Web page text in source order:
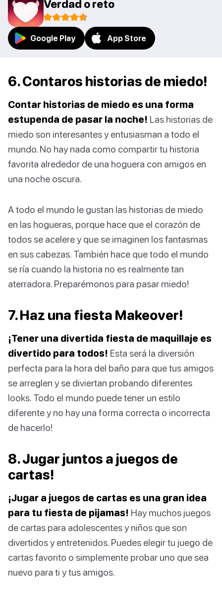
Verdad o reto
Google Play App Store
6. Contaros historias de miedo!
Contar historias de miedo es una forma
estupenda de pasar la noche! Las historias de
miedo son interesantes y entusiasman a todo el
mundo. No hay nada como compartir tu historia
favorita alrededor de una hoguera con amigos en
una noche oscura.
A todo el mundo le gustan las historias de miedo
en las hogueras, porque hace que el corazón de
todos se acelere y que se imaginen los fantasmas
en sus cabezas. También hace que todo el mundo
se ría cuando la historia no es realmente tan
aterradora. Preparémonos para pasar miedo!
7. Haz una fiesta Makeover!
¡Tener una divertida fiesta de maquillaje es
divertido para todos! Esta será la diversión
perfecta para la hora del baño para que tus amigos
se arreglen y se diviertan probando diferentes
looks. Todo el mundo puede tener un estilo
diferente y no hay una forma correcta o incorrecta
de hacerlo!
8. Jugar juntos a juegos de
cartas!
¡Jugar a juegos de cartas es una gran idea
para tu fiesta de pijamas! Hay muchos juegos
de cartas para adolescentes y niños que son
divertidos y entretenidos. Puedes elegir tu juego de
cartas favorito o simplemente probar uno que sea
nuevo para ti y tus amigos.